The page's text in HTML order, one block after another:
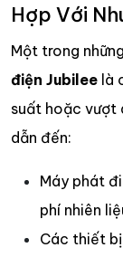
Hợp Với
Một trong
điện Jubilee là
suất hoặc vượt
dẫn đến:
Máy phát
phí nhiên
Các thiết